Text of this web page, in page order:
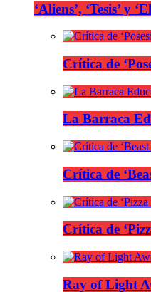
‘Aliens’, ‘Tesis’ y
Crítica de
La Barraca
Crítica de
Crítica de
Ray of Light